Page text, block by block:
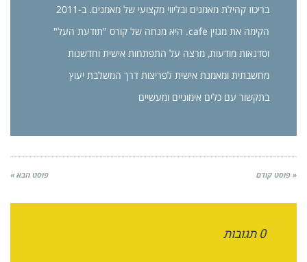
בריכוז קהילת מאמנים ובליווי מקצועי של מאמנים. ב-2011
הקימה את מגזין cafe. היא מנחה של קורס "תודעת העל"
וסדנאות מודעות, מרצה על התפתחות אישית וחדשנות
מחשבתית ומאמנת אישית לפריצות דרך המשלבת יעוץ
בתקשור עם כלים אימוניים ומעשיים
« פוסט קודם פוסט הבא »
0 תגובות